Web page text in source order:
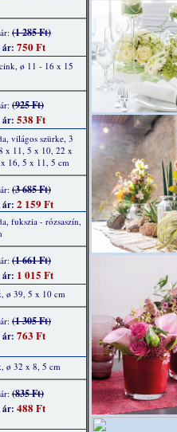
(1 285 Ft)
ár: 750 Ft
ø 11 - 16 x 15
(925 Ft)
ár: 538 Ft
világos szürke, 3
x 11, 5 x 10, 22 x
16, 5 x 11, 5 cm
(3 685 Ft)
ár: 2 159 Ft
fukszia - rózsaszín,
(1 661 Ft)
ár: 1 015 Ft
ø 39, 5 x 10 cm
(1 305 Ft)
ár: 763 Ft
ø 32 x 8, 5 cm
(835 Ft)
ár: 488 Ft